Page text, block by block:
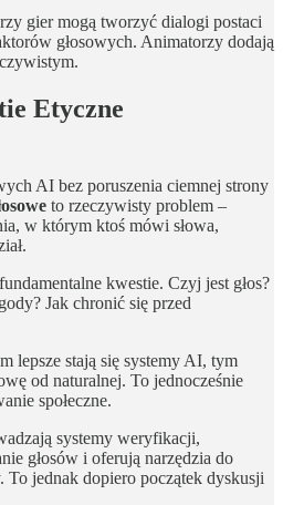
gier mogą tworzyć dialogi postaci
głosowych. Animatorzy dodają
Etyczne
AI bez poruszenia ciemnej strony
to rzeczywisty problem –
w którym ktoś mówi słowa,
kwestie. Czyj jest głos?
Jak chronić się przed
lepsze stają się systemy AI, tym
od naturalnej. To jednocześnie
społeczne.
systemy weryfikacji,
głosów i oferują narzędzia do
jednak dopiero początek dyskusji